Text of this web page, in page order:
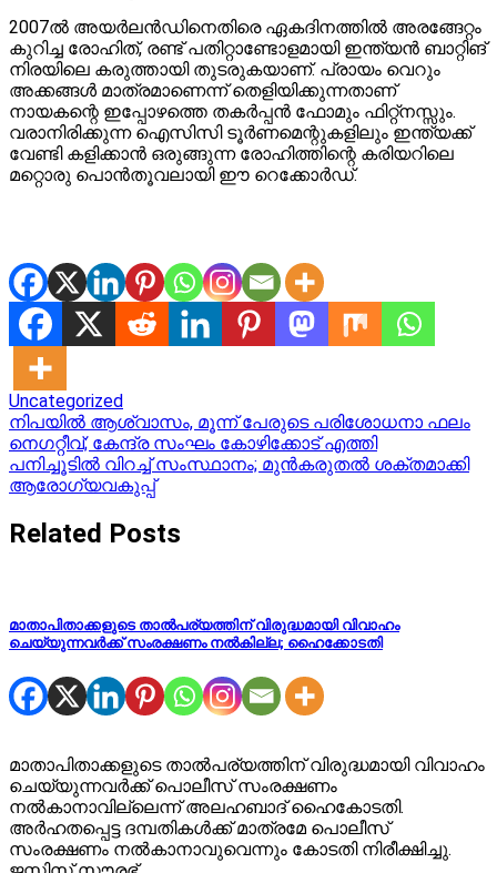
2007ൽ അയർലൻഡിനെതിരെ ഏകദിനത്തിൽ അരങ്ങേറ്റം
കുറിച്ച രോഹിത്, രണ്ട് പതിറ്റാണ്ടോളമായി ഇന്ത്യൻ ബാറ്റിങ്
നിരയിലെ കരുത്തായി തുടരുകയാണ്. പ്രായം വെറും
അക്കങ്ങൾ മാത്രമാണെന്ന് തെളിയിക്കുന്നതാണ്
നായകന്റെ ഇപ്പോഴത്തെ തകർപ്പൻ ഫോമും ഫിറ്റ്‌നസ്സും.
വരാനിരിക്കുന്ന ഐസിസി ടൂർണമെന്റുകളിലും ഇന്ത്യക്ക്
വേണ്ടി കളിക്കാൻ ഒരുങ്ങുന്ന രോഹിത്തിന്റെ കരിയറിലെ
മറ്റൊരു പൊൻതൂവലായി ഈ റെക്കോർഡ്.
Uncategorized
Post
navigation
നിപയിൽ ആശ്വാസം, മൂന്ന് പേരുടെ പരിശോധനാ ഫലം
നെഗറ്റീവ്; കേന്ദ്ര സംഘം കോഴിക്കോട് എത്തി
പനിച്ചൂടില്‍ വിറച്ച് സംസ്ഥാനം; മുന്‍കരുതല്‍ ശക്തമാക്കി
ആരോഗ്യവകുപ്പ്
Related Posts
മാതാപിതാക്കളുടെ താല്‍പര്യത്തിന് വിരുദ്ധമായി വിവാഹം
ചെയ്യുന്നവര്‍ക്ക് സംരക്ഷണം നല്‍കില്ല; ഹൈക്കോടതി
മാതാപിതാക്കളുടെ താല്‍പര്യത്തിന് വിരുദ്ധമായി വിവാഹം
ചെയ്യുന്നവര്‍ക്ക് പൊലീസ് സംരക്ഷണം
നല്‍കാനാവില്ലെന്ന് അലഹബാദ് ഹൈകോടതി.
അര്‍ഹതപ്പെട്ട ദമ്പതികള്‍ക്ക് മാത്രമേ പൊലീസ്
സംരക്ഷണം നല്‍കാനാവുവെന്നും കോടതി നിരീക്ഷിച്ചു.